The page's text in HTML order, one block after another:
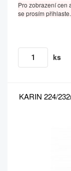
Pro zobrazení cen
se prosím přihlaste.
ks
KARIN 224/